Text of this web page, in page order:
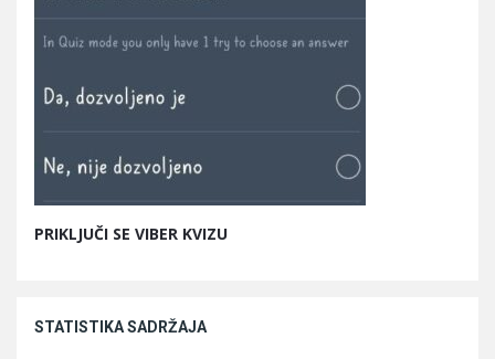
PRIKLJUČI SE VIBER KVIZU
STATISTIKA SADRŽAJA